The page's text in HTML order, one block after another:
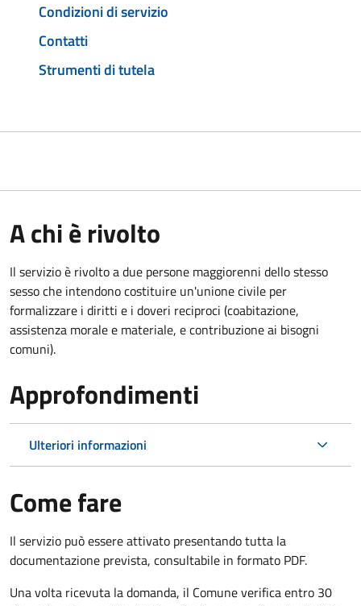
Condizioni di servizio
Contatti
Strumenti di tutela
A chi è rivolto
Il servizio è rivolto a due persone maggiorenni dello stesso
sesso che intendono costituire un'unione civile per
formalizzare i diritti e i doveri reciproci (coabitazione,
assistenza morale e materiale, e contribuzione ai bisogni
comuni).
Approfondimenti
Ulteriori informazioni
Come fare
Il servizio può essere attivato presentando tutta la
documentazione prevista, consultabile in formato PDF.
Una volta ricevuta la domanda, il Comune verifica entro 30